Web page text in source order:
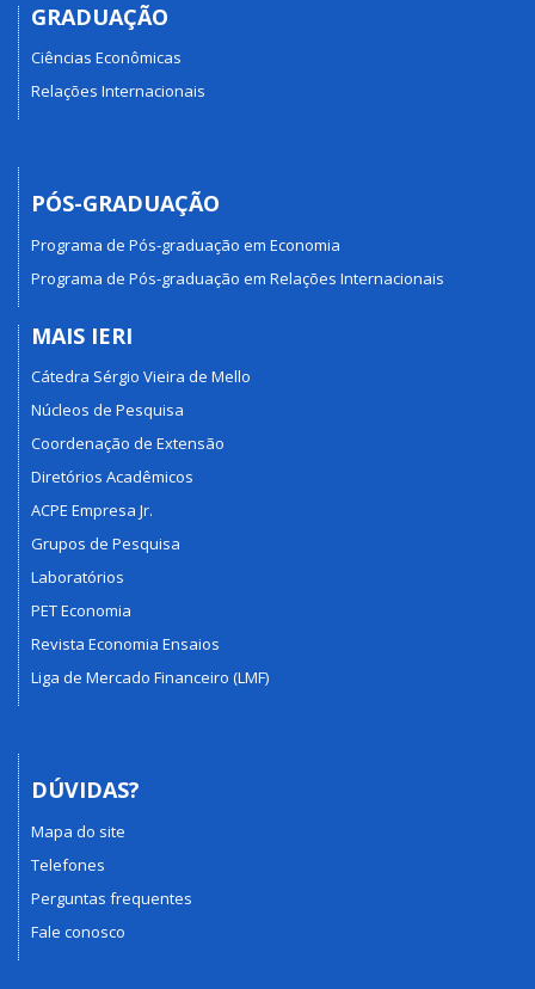
GRADUAÇÃO
Ciências Econômicas
Relações Internacionais
PÓS-GRADUAÇÃO
Programa de Pós-graduação em Economia
Programa de Pós-graduação em Relações Internacionais
MAIS IERI
Cátedra Sérgio Vieira de Mello
Núcleos de Pesquisa
Coordenação de Extensão
Diretórios Acadêmicos
ACPE Empresa Jr.
Grupos de Pesquisa
Laboratórios
PET Economia
Revista Economia Ensaios
Liga de Mercado Financeiro (LMF)
DÚVIDAS?
Mapa do site
Telefones
Perguntas frequentes
Fale conosco